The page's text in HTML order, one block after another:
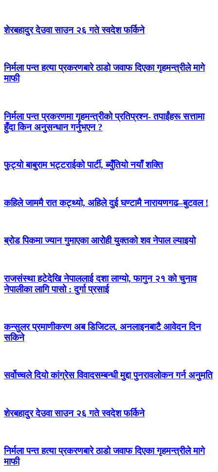
शेरबहादुर देउवा साउन २६ गते स्वदेश फर्किने
निर्मला पन्त हत्या प्रकरणबारे ठाडो जवाफ दिएका गृहमन्त्रीले मागे
माफी
निर्मला पन्त प्रकरणमा गृहमन्त्रीको प्रतिप्रश्न- तपाईंहरू सत्तामा
हुँदा किन अनुसन्धान गर्नुभएन ?
फुट्यो बाबुराम भट्टराईको पार्टी, ब्युँतियो नयाँ शक्ति
कहिले जाममै रात कट्थ्यो, अहिले दुई घण्टामै नारायणगढ–बुटवल !
ब्रोड पिकमा ज्यान गुमाएका आरोही युक्तको शव नेपाल ल्याइयो
राजसंस्था हटेदेखि नेपाललाई दशा लाग्यो, फागुन २१ को चुनाव
नेपालीका लागि पासो : दुर्गा प्रसाई
कन्सुलर प्रमाणीकरण अब डिजिटल, अनलाइनबाटै आवेदन दिन
सकिने
सर्वोच्चले दियो कांग्रेस विवादसम्बन्धी मुद्दा पुनरावलोकन गर्न अनुमति
शेरबहादुर देउवा साउन २६ गते स्वदेश फर्किने
निर्मला पन्त हत्या प्रकरणबारे ठाडो जवाफ दिएका गृहमन्त्रीले मागे
माफी